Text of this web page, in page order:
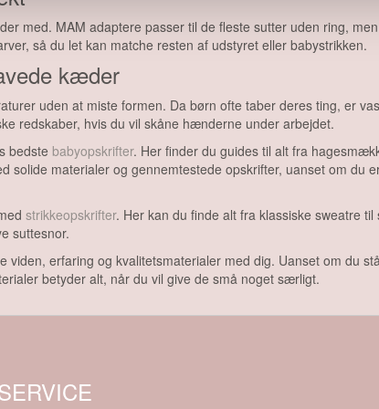
med. MAM adaptere passer til de fleste sutter uden ring,
så du let kan matche resten af udstyret eller babystrikken.
kæder
uden at miste formen. Da børn ofte taber deres ting, er
redskaber, hvis du vil skåne hænderne under arbejdet.
bedste babyopskrifter. Her finder du guides til alt fra
materialer og gennemtestede opskrifter, uanset om du
strikkeopskrifter. Her kan du finde alt fra klassiske sweatre
suttesnor.
erfaring og kvalitetsmaterialer med dig. Uanset om du
betyder alt, når du vil give de små noget særligt.